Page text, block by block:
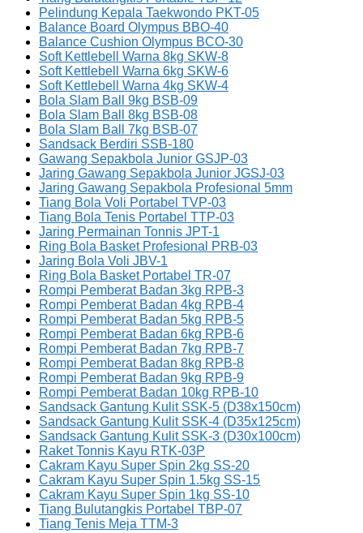
Pelindung Kepala Taekwondo PKT-05
Balance Board Olympus BBO-40
Balance Cushion Olympus BCO-30
Soft Kettlebell Warna 8kg SKW-8
Soft Kettlebell Warna 6kg SKW-6
Soft Kettlebell Warna 4kg SKW-4
Bola Slam Ball 9kg BSB-09
Bola Slam Ball 8kg BSB-08
Bola Slam Ball 7kg BSB-07
Sandsack Berdiri SSB-180
Gawang Sepakbola Junior GSJP-03
Jaring Gawang Sepakbola Junior JGSJ-03
Jaring Gawang Sepakbola Profesional 5mm
Tiang Bola Voli Portabel TVP-03
Tiang Bola Tenis Portabel TTP-03
Jaring Permainan Tonnis JPT-1
Ring Bola Basket Profesional PRB-03
Jaring Bola Voli JBV-1
Ring Bola Basket Portabel TR-07
Rompi Pemberat Badan 3kg RPB-3
Rompi Pemberat Badan 4kg RPB-4
Rompi Pemberat Badan 5kg RPB-5
Rompi Pemberat Badan 6kg RPB-6
Rompi Pemberat Badan 7kg RPB-7
Rompi Pemberat Badan 8kg RPB-8
Rompi Pemberat Badan 9kg RPB-9
Rompi Pemberat Badan 10kg RPB-10
Sandsack Gantung Kulit SSK-5 (D38x150cm)
Sandsack Gantung Kulit SSK-4 (D35x125cm)
Sandsack Gantung Kulit SSK-3 (D30x100cm)
Raket Tonnis Kayu RTK-03P
Cakram Kayu Super Spin 2kg SS-20
Cakram Kayu Super Spin 1.5kg SS-15
Cakram Kayu Super Spin 1kg SS-10
Tiang Bulutangkis Portabel TBP-07
Tiang Tenis Meja TTM-3